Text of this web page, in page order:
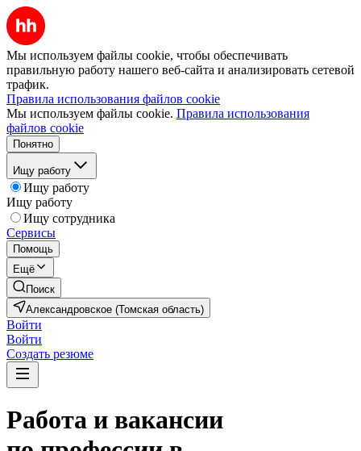
Мы используем файлы cookie, чтобы обеспечивать
правильную работу нашего веб-сайта и анализировать сетевой
трафик.
Правила использования файлов cookie
Мы используем файлы cookie. Правила использования
файлов cookie
Понятно
Ищу работу
Ищу работу
Ищу работу
Ищу сотрудника
Сервисы
Помощь
Ещё
Поиск
Александровское (Томская область)
Войти
Войти
Создать резюме
Работа и вакансии